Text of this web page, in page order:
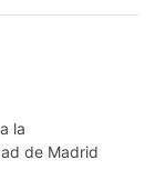
la
de Madrid